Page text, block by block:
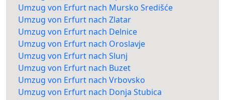
Umzug von Erfurt nach Mursko Središće
Umzug von Erfurt nach Zlatar
Umzug von Erfurt nach Delnice
Umzug von Erfurt nach Oroslavje
Umzug von Erfurt nach Slunj
Umzug von Erfurt nach Buzet
Umzug von Erfurt nach Vrbovsko
Umzug von Erfurt nach Donja Stubica